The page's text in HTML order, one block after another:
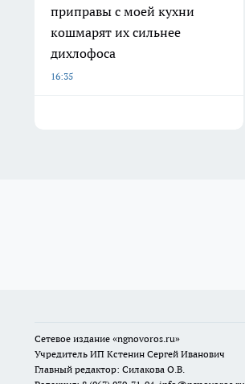
приправы с моей кухни
кошмарят их сильнее
дихлофоса
16:35
Сетевое издание «ngnovoros.ru»
Учредитель ИП Кстенин Сергей Иванович
Главный редактор: Силакова О.В.